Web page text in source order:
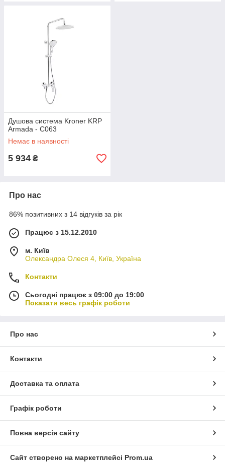
Душова система Kroner KRP
Armada - C063
Немає в наявності
5 934 ₴
Про нас
86% позитивних з 14 відгуків за рік
Працює з 15.12.2010
м. Київ
Олександра Олеся 4, Київ, Україна
Контакти
Сьогодні працює з 09:00 до 19:00
Показати весь графік роботи
Про нас
Контакти
Доставка та оплата
Графік роботи
Повна версія сайту
Сайт створено на маркетплейсі Prom.ua